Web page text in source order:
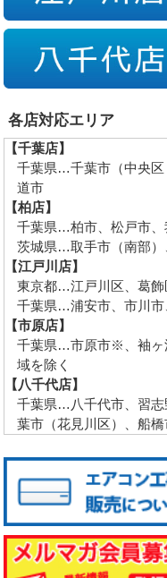
各店対応エリア
【千葉店】
千葉県…千葉市（中央区
道市
【柏店】
千葉県…柏市、松戸市、
茨城県…取手市（南部）
【江戸川店】
東京都…江戸川区、葛飾
千葉県…浦安市、市川市
【市原店】
千葉県…市原市※、袖
域を除く
【八千代店】
千葉県…八千代市、習志
葉市（花見川区）、船橋